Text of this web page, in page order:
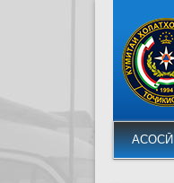
АСОСӢ